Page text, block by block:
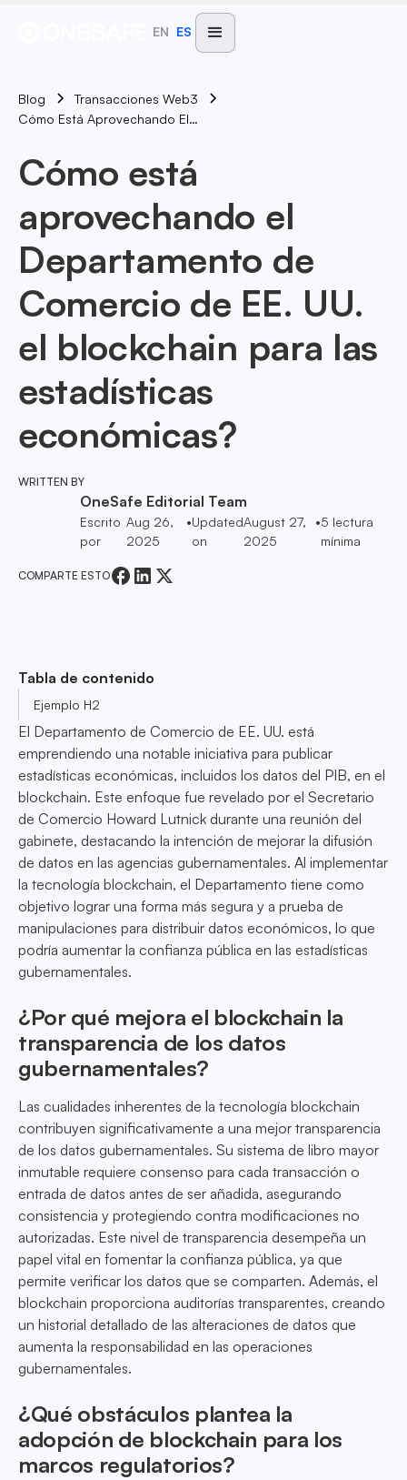
EN ES
Blog
Transacciones Web3
Cómo Está Aprovechando El Departamento De Comercio De EE. UU. El Blockchain Para Las Estadísticas Económicas?
Cómo está
aprovechando el
Departamento de
Comercio de EE. UU.
el blockchain para las
estadísticas
económicas?
WRITTEN BY
OneSafe Editorial Team
Escrito
por
Aug 26,
2025
•Updated
on
August 27,
2025
•5 lectura
mínima
COMPARTE ESTO
Tabla de contenido
Ejemplo H2
El Departamento de Comercio de EE. UU. está
emprendiendo una notable iniciativa para publicar
estadísticas económicas, incluidos los datos del PIB, en el
blockchain. Este enfoque fue revelado por el Secretario
de Comercio Howard Lutnick durante una reunión del
gabinete, destacando la intención de mejorar la difusión
de datos en las agencias gubernamentales. Al implementar
la tecnología blockchain, el Departamento tiene como
objetivo lograr una forma más segura y a prueba de
manipulaciones para distribuir datos económicos, lo que
podría aumentar la confianza pública en las estadísticas
gubernamentales.
¿Por qué mejora el blockchain la
transparencia de los datos
gubernamentales?
Las cualidades inherentes de la tecnología blockchain
contribuyen significativamente a una mejor transparencia
de los datos gubernamentales. Su sistema de libro mayor
inmutable requiere consenso para cada transacción o
entrada de datos antes de ser añadida, asegurando
consistencia y protegiendo contra modificaciones no
autorizadas. Este nivel de transparencia desempeña un
papel vital en fomentar la confianza pública, ya que
permite verificar los datos que se comparten. Además, el
blockchain proporciona auditorías transparentes, creando
un historial detallado de las alteraciones de datos que
aumenta la responsabilidad en las operaciones
gubernamentales.
¿Qué obstáculos plantea la
adopción de blockchain para los
marcos regulatorios?